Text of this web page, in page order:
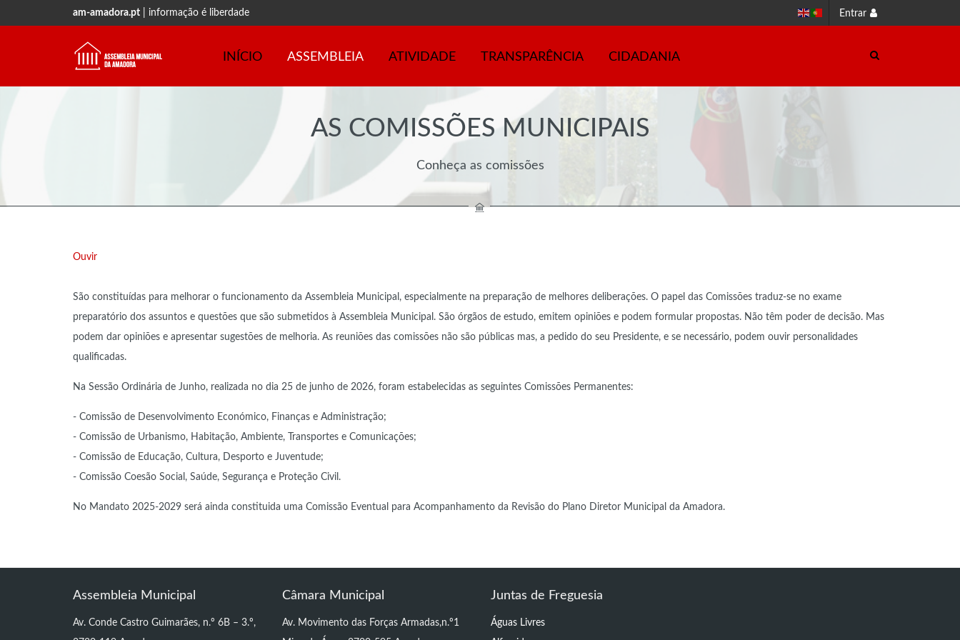
am-amadora.pt | informação é liberdade Entrar
INÍCIO ASSEMBLEIA ATIVIDADE TRANSPARÊNCIA CIDADANIA
AS COMISSÕES MUNICIPAIS
Conheça as comissões
Ouvir
São constituídas para melhorar o funcionamento da Assembleia Municipal, especialmente na preparação de melhores deliberações. O papel das Comissões traduz-se no exame
preparatório dos assuntos e questões que são submetidos à Assembleia Municipal. São órgãos de estudo, emitem opiniões e podem formular propostas. Não têm poder de decisão. Mas
podem dar opiniões e apresentar sugestões de melhoria. As reuniões das comissões não são públicas mas, a pedido do seu Presidente, e se necessário, podem ouvir personalidades
qualificadas.
Na Sessão Ordinária de Junho, realizada no dia 25 de junho de 2026, foram estabelecidas as seguintes Comissões Permanentes:
- Comissão de Desenvolvimento Económico, Finanças e Administração;
- Comissão de Urbanismo, Habitação, Ambiente, Transportes e Comunicações;
- Comissão de Educação, Cultura, Desporto e Juventude;
- Comissão Coesão Social, Saúde, Segurança e Proteção Civil.
No Mandato 2025-2029 será ainda constituida uma Comissão Eventual para Acompanhamento da Revisão do Plano Diretor Municipal da Amadora.
Assembleia Municipal
Av. Conde Castro Guimarães, n.º 6B – 3.º,
Câmara Municipal
Av. Movimento das Forças Armadas,n.º1
Juntas de Freguesia
Águas Livres